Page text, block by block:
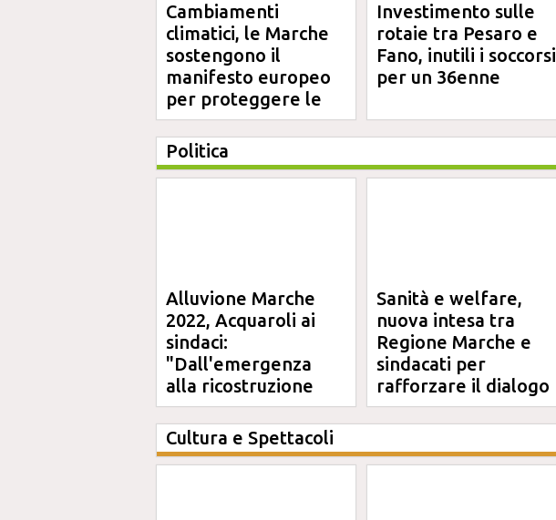
Cambiamenti
climatici, le Marche
sostengono il
manifesto europeo
per proteggere le
aree costiere
Investimento sulle
rotaie tra Pesaro e
Fano, inutili i soccorsi
per un 36enne
Politica
Alluvione Marche
2022, Acquaroli ai
sindaci:
"Dall'emergenza
alla ricostruzione
definitiva"
Sanità e welfare,
nuova intesa tra
Regione Marche e
sindacati per
rafforzare il dialogo
Cultura e Spettacoli